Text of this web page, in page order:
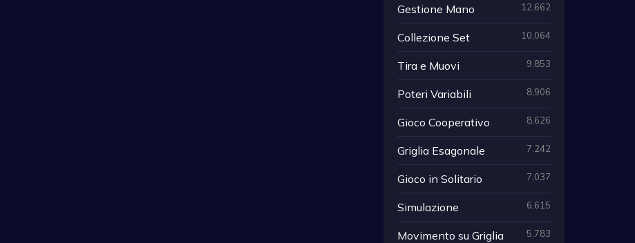
Gestione Mano 12,662
Collezione Set 10,064
Tira e Muovi 9,853
Poteri Variabili 8,906
Gioco Cooperativo 8,626
Griglia Esagonale 7,242
Gioco in Solitario 7,037
Simulazione 6,615
Movimento su Griglia 5,783